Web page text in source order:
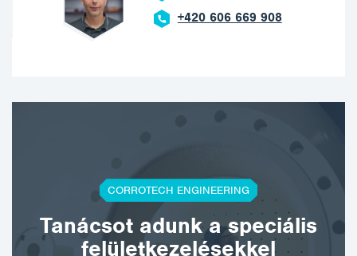
+420 606 669 908
CORROTECH ENGINEERING
Tanácsot adunk a speciális
felületkezelésekkel